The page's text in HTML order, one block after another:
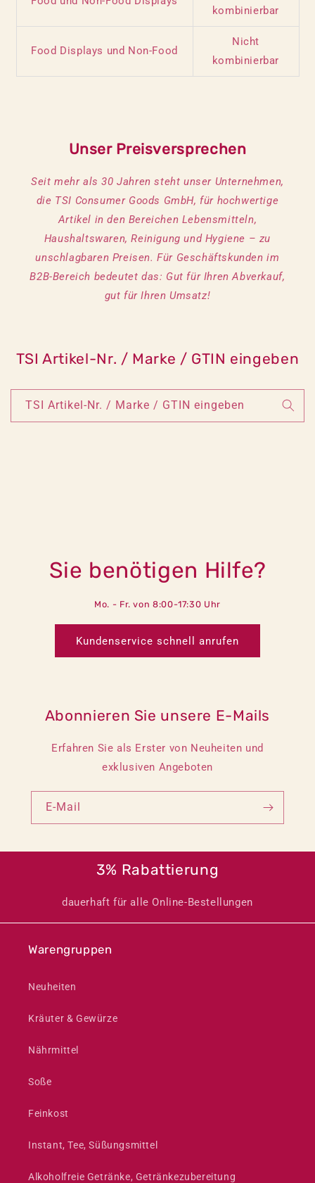
kombinierbar
Food Displays und Non-Food
Nicht
kombinierbar
Unser Preisversprechen
Seit mehr als 30 Jahren steht unser Unternehmen,
die TSI Consumer Goods GmbH, für hochwertige
Artikel in den Bereichen Lebensmitteln,
Haushaltswaren, Reinigung und Hygiene – zu
unschlagbaren Preisen. Für Geschäftskunden im
B2B-Bereich bedeutet das: Gut für Ihren Abverkauf,
gut für Ihren Umsatz!
TSI Artikel-Nr. / Marke / GTIN eingeben
TSI Artikel-Nr. / Marke / GTIN eingeben
Sie benötigen Hilfe?
Mo. - Fr. von 8:00-17:30 Uhr
Kundenservice schnell anrufen
Abonnieren Sie unsere E-Mails
Erfahren Sie als Erster von Neuheiten und
exklusiven Angeboten
E-Mail
3% Rabattierung
dauerhaft für alle Online-Bestellungen
Warengruppen
Neuheiten
Kräuter & Gewürze
Nährmittel
Soße
Feinkost
Instant, Tee, Süßungsmittel
Alkoholfreie Getränke, Getränkezubereitung